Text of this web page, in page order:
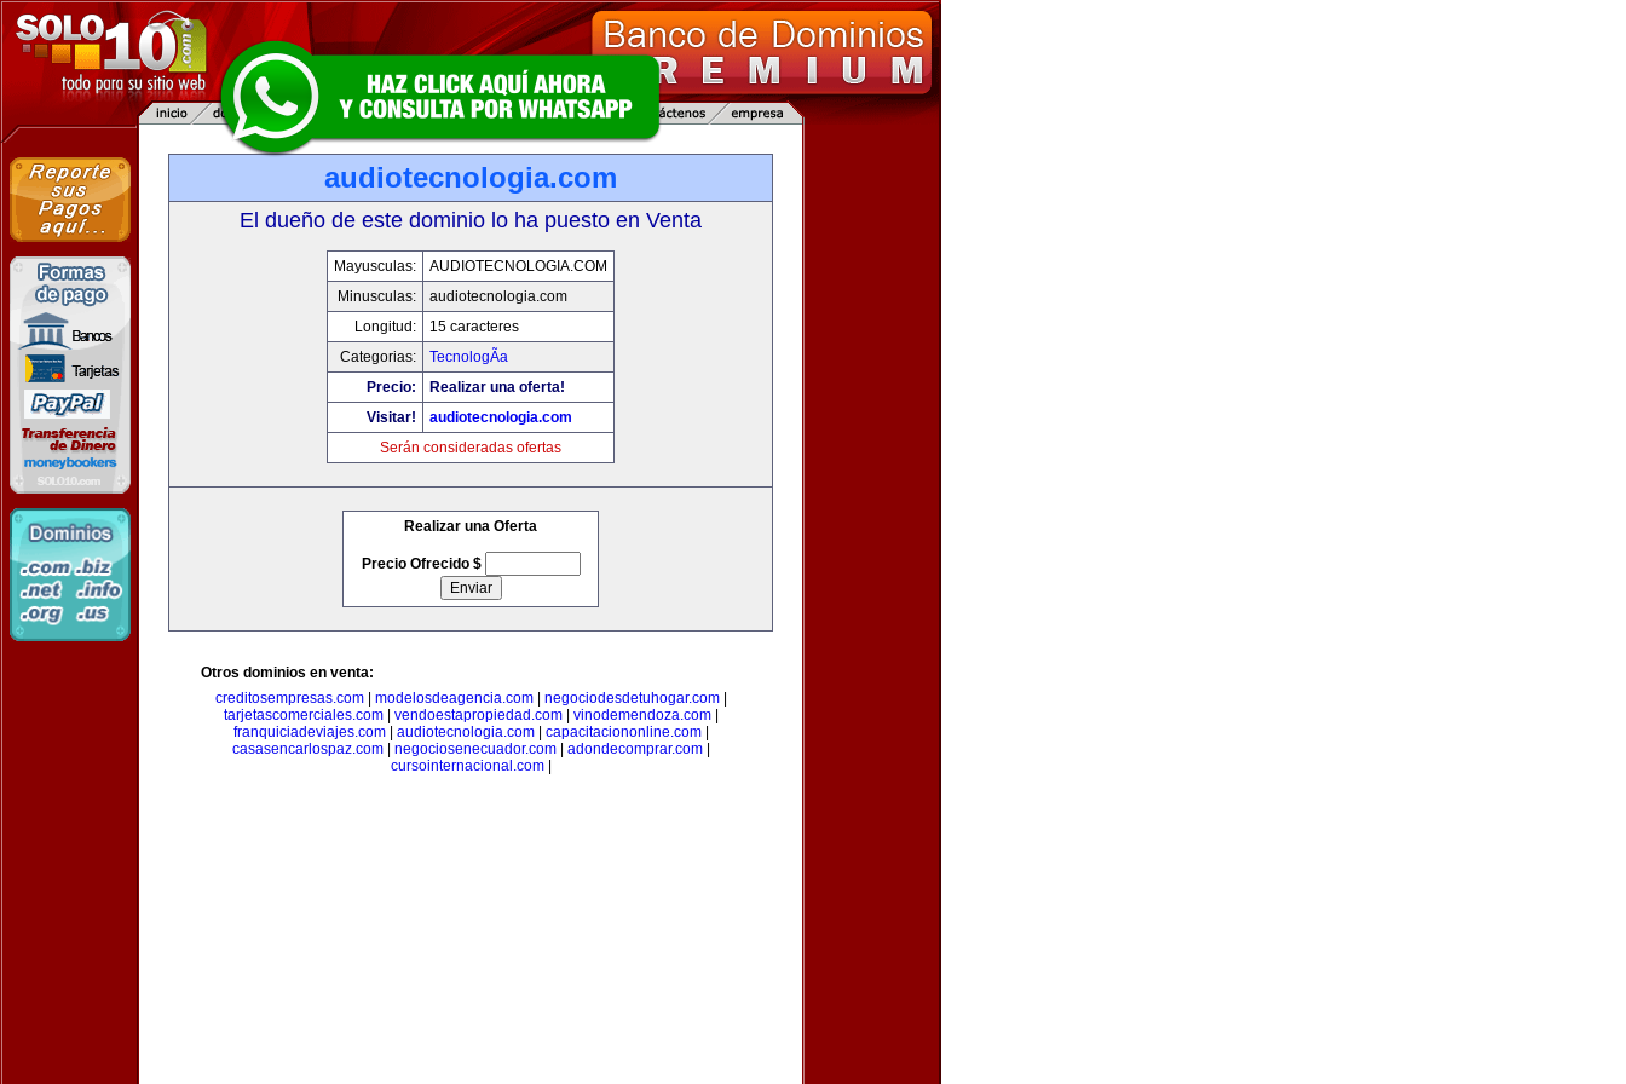
audiotecnologia.com
El dueño de este dominio lo ha puesto en Venta
Mayusculas:
AUDIOTECNOLOGIA.COM
Minusculas:
audiotecnologia.com
Longitud:
15 caracteres
Categorias:
TecnologÃ­a
Precio:
Realizar una oferta!
Visitar!
audiotecnologia.com
Serán consideradas ofertas
Realizar una Oferta
Precio Ofrecido $
Otros dominios en venta:
creditosempresas.com| modelosdeagencia.com| negociodesdetuhogar.com|
tarjetascomerciales.com| vendoestapropiedad.com| vinodemendoza.com|
franquiciadeviajes.com| audiotecnologia.com| capacitaciononline.com|
casasencarlospaz.com| negociosenecuador.com| adondecomprar.com|
cursointernacional.com|